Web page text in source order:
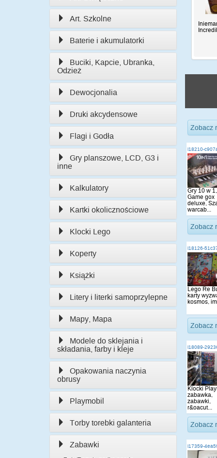
Art. Szkolne
Baterie i akumulatorki
Buciki, Kapcie, Ubranka,
Odzież
Dewocjonalia
Druki akcydensowe
Flagi i Godła
Gry planszowe, LCD, G3 i
inne
Kalkulatory
Kartki okolicznościowe
Klocki Lego
Koperty
Książki
Litery i literki samoprzylepne
Mapy, Mapa
Modele do sklejania i
składania, farby i kleje
Opakowania naczynia
obrusy
Playmobil
Torby torebki galanteria
Zabawki
Zobacz
i18210-
Gry 10 w 1,
Game gox
deluxe,
warcab...
Zobacz
i18126-
Lego Re
karty
kosmos,
Zobacz
i18089-
Klocki
zabawka,
zabawki,
r&oacut...
Zobacz
i17359-